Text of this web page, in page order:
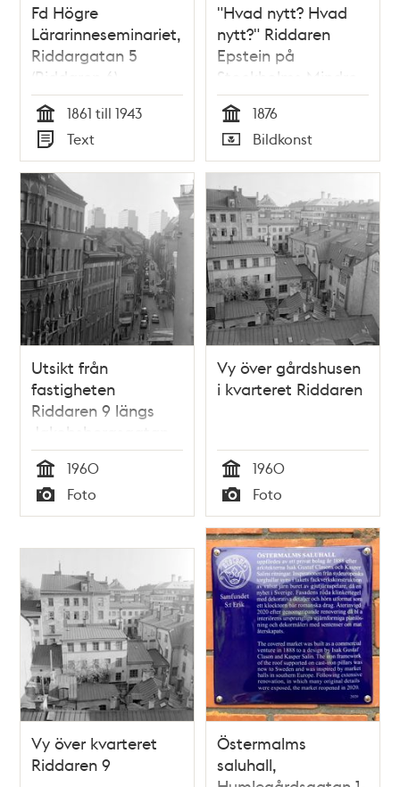
Fd Högre
Lärarinneseminariet,
Riddargatan 5
(Riddaren 6),
Östermalm
Tid
1861 till 1943
Typ
Text
"Hvad nytt? Hvad
nytt?" Riddaren
Epstein på
Stockholms Mindre
Teater. Tecknad från
salongen af C. L.
Tid
1876
Typ
Bildkonst
Utsikt från
fastigheten
Riddaren 9 längs
Jakobsbergsgatan
mot Hötorget
Tid
1960
Typ
Foto
Vy över gårdshusen
i kvarteret Riddaren
Tid
1960
Typ
Foto
Vy över kvarteret
Riddaren 9
Östermalms
saluhall,